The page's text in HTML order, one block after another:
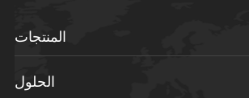
المنتجات
الحلول